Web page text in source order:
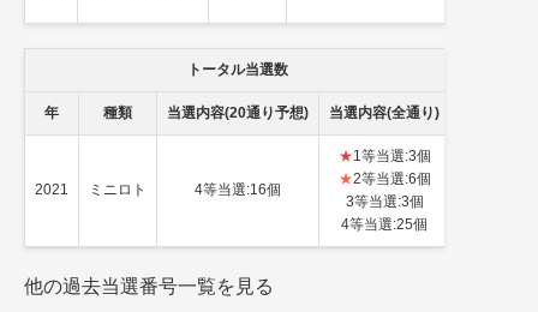
トータル当選数
年 種類 当選内容(20通り予想) 当選内容(全通り)
2021 ミニロト 4等当選:16個
★1等当選:3個
★2等当選:6個
3等当選:3個
4等当選:25個
他の過去当選番号一覧を見る